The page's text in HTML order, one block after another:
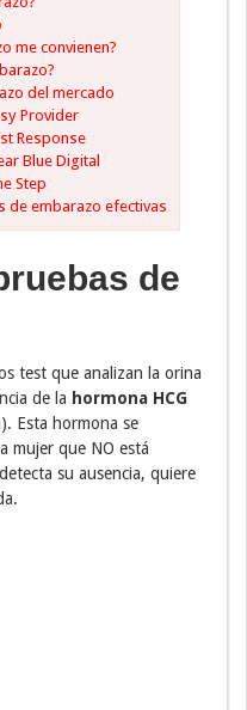
me convienen?
del mercado
Provider
Response
Blue Digital
Step
de embarazo efectivas
de
test que analizan la orina
de la hormona HCG
Esta hormona se
mujer que NO está
su ausencia, quiere